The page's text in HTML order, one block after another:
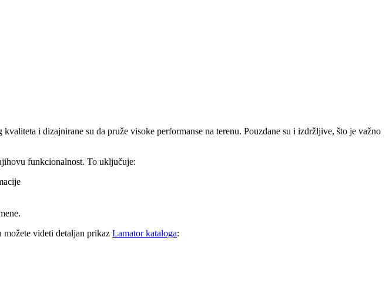
kvaliteta i dizajnirane su da pruže visoke performanse na terenu. Pouzdane su i izdržljive, što je važno
funkcionalnost. To uključuje:
videti detaljan prikaz Lamator kataloga: